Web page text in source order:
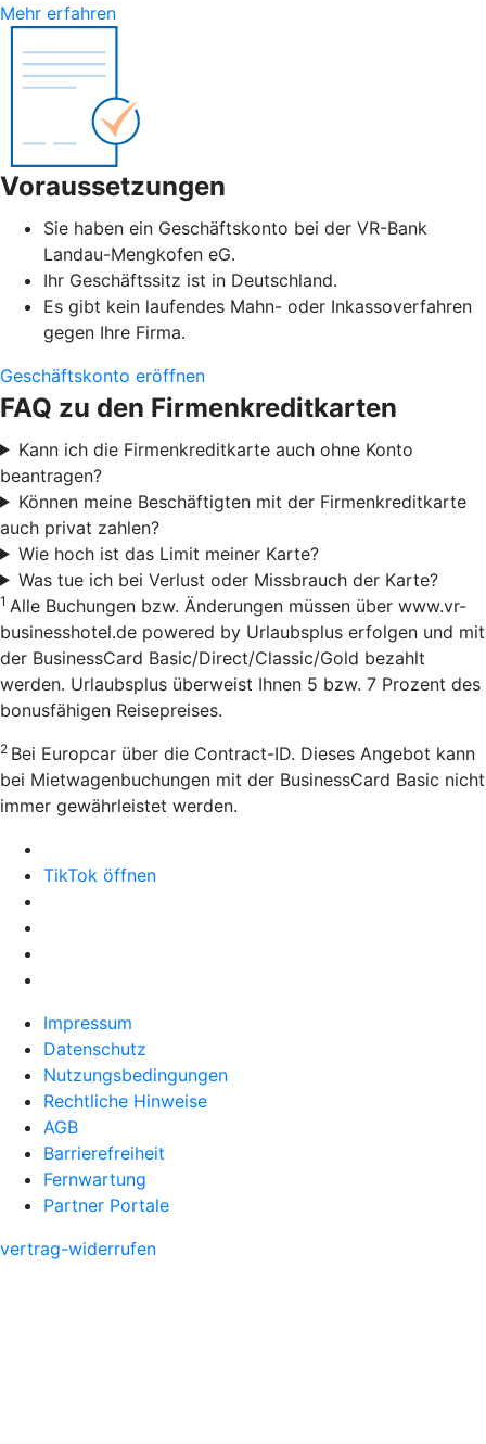
Mehr erfahren
Voraussetzungen
Sie haben ein Geschäftskonto bei der VR-Bank
Landau-Mengkofen eG.
Ihr Geschäftssitz ist in Deutschland.
Es gibt kein laufendes Mahn- oder Inkassoverfahren
gegen Ihre Firma.
Geschäftskonto eröffnen
FAQ zu den Firmenkreditkarten
Kann ich die Firmenkreditkarte auch ohne Konto
beantragen?
Können meine Beschäftigten mit der Firmenkreditkarte
auch privat zahlen?
Wie hoch ist das Limit meiner Karte?
Was tue ich bei Verlust oder Missbrauch der Karte?
1 Alle Buchungen bzw. Änderungen müssen über www.vr-
businesshotel.de powered by Urlaubsplus erfolgen und mit
der BusinessCard Basic/Direct/Classic/Gold bezahlt
werden. Urlaubsplus überweist Ihnen 5 bzw. 7 Prozent des
bonusfähigen Reisepreises.
2 Bei Europcar über die Contract-ID. Dieses Angebot kann
bei Mietwagenbuchungen mit der BusinessCard Basic nicht
immer gewährleistet werden.
TikTok öffnen
Impressum
Datenschutz
Nutzungsbedingungen
Rechtliche Hinweise
AGB
Barrierefreiheit
Fernwartung
Partner Portale
vertrag-widerrufen